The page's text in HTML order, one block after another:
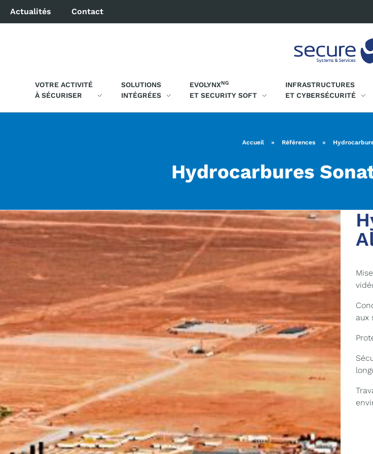
Actualités Contact
VOTRE ACTIVITÉ
À SÉCURISER
SOLUTIONS
INTÉGRÉES
EVOLYNXNG
ET SECURITY SOFT
INFRASTRUCTURES
ET CYBERSÉCURITÉ
Accueil » Références »
Hydrocarbures
aux